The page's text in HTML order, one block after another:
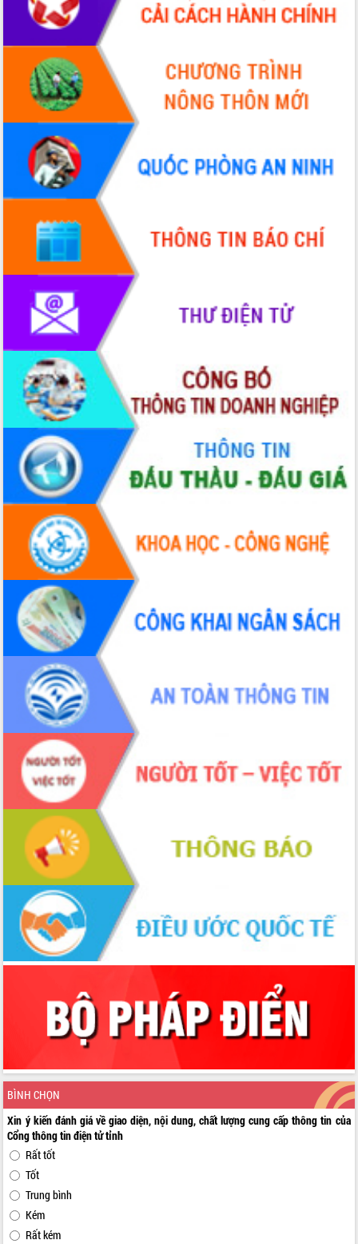
BÌNH CHỌN
Xin ý kiến đánh giá về giao diện, nội dung, chất lượng cung cấp thông tin của
Cổng thông tin điện tử tỉnh
Rất tốt
Tốt
Trung bình
Kém
Rất kém